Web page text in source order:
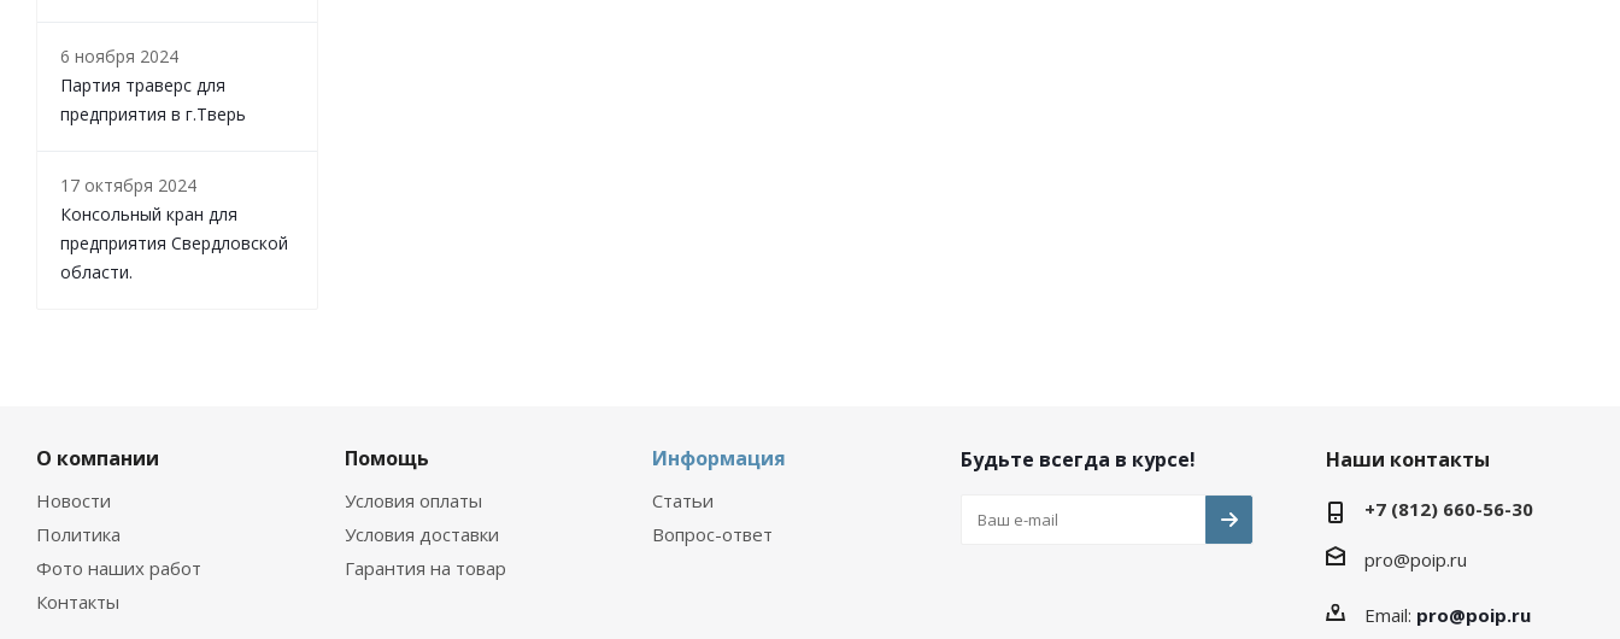
6 ноября 2024
Партия траверс для
предприятия в г.Тверь
17 октября 2024
Консольный кран для
предприятия Свердловской
области.
О компании
Новости
Политика
Фото наших работ
Контакты
Помощь
Условия оплаты
Условия доставки
Гарантия на товар
Информация
Статьи
Вопрос-ответ
Будьте всегда в курсе! Наши контакты
+7 (812) 660-56-30
pro@poip.ru
Email: pro@poip.ru